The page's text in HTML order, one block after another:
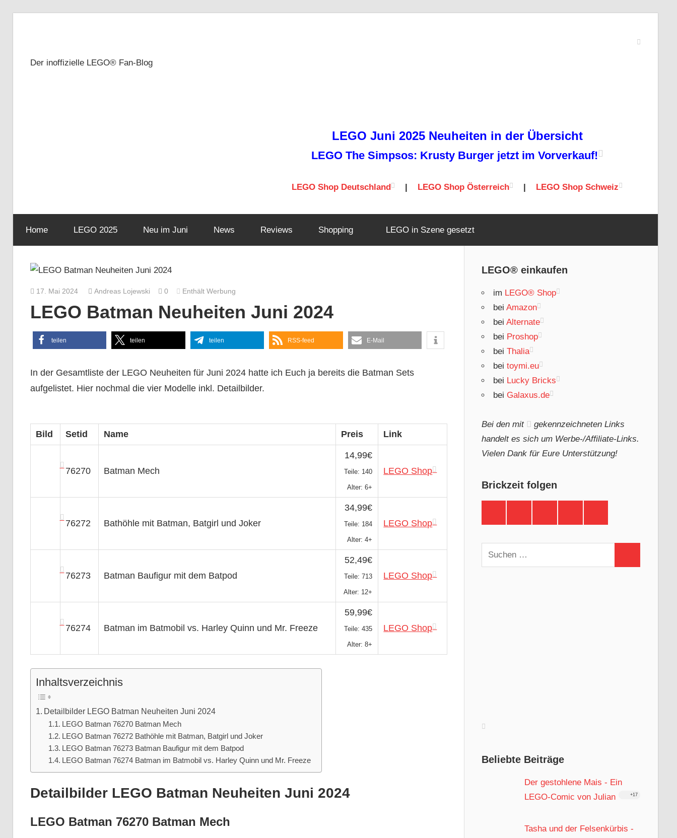
Der inoffizielle LEGO® Fan-Blog
LEGO Juni 2025 Neuheiten in der Übersicht
LEGO The Simpsos: Krusty Burger jetzt im Vorverkauf!
LEGO Shop Deutschland LEGO Shop Österreich LEGO Shop Schweiz
Home LEGO 2025 Neu im Juni News Reviews Shopping LEGO in Szene gesetzt
17. Mai 2024 Andreas Lojewski 0 Enthält Werbung
LEGO Batman Neuheiten Juni 2024
teilen teilen teilen RSS-feed E-Mail
In der Gesamtliste der LEGO Neuheiten für Juni 2024 hatte ich Euch ja bereits die Batman Sets
aufgelistet. Hier nochmal die vier Modelle inkl. Detailbilder.
Bild Setid Name Preis Link
76270 Batman Mech
14,99€
Teile: 140
Alter: 6+
LEGO Shop
76272 Bathöhle mit Batman, Batgirl und Joker
34,99€
Teile: 184
Alter: 4+
LEGO Shop
76273 Batman Baufigur mit dem Batpod
52,49€
Teile: 713
Alter: 12+
LEGO Shop
76274 Batman im Batmobil vs. Harley Quinn und Mr. Freeze
59,99€
Teile: 435
Alter: 8+
LEGO Shop
Inhaltsverzeichnis
Detailbilder LEGO Batman Neuheiten Juni 2024
LEGO Batman 76270 Batman Mech
LEGO Batman 76272 Bathöhle mit Batman, Batgirl und Joker
LEGO Batman 76273 Batman Baufigur mit dem Batpod
LEGO Batman 76274 Batman im Batmobil vs. Harley Quinn und Mr. Freeze
Detailbilder LEGO Batman Neuheiten Juni 2024
LEGO Batman 76270 Batman Mech
LEGO® einkaufen
im LEGO® Shop
bei Amazon
bei Alternate
bei Proshop
bei Thalia
bei toymi.eu
bei Lucky Bricks
bei Galaxus.de
Bei den mit
gekennzeichneten Links
handelt es sich um Werbe-/Affiliate-Links.
Vielen Dank für Eure Unterstützung!
Brickzeit folgen
Suchen
nach:
Beliebte Beiträge
Der gestohlene Mais - Ein
LEGO-Comic von Julian
+17
Tasha und der Felsenkürbis -